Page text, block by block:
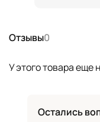
Отзывы0
У этого товара еще
Остались